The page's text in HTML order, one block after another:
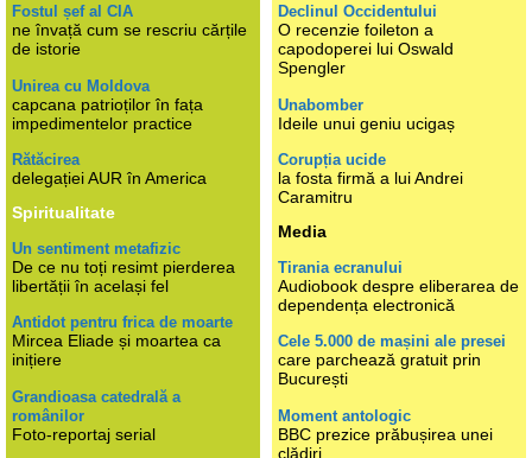
Fostul șef al CIA
ne învață cum se rescriu cărțile
de istorie
Unirea cu Moldova
capcana patrioților în fața
impedimentelor practice
Rătăcirea
delegației AUR în America
Spiritualitate
Un sentiment metafizic
De ce nu toți resimt pierderea
libertății în același fel
Antidot pentru frica de moarte
Mircea Eliade și moartea ca
inițiere
Grandioasa catedrală a
românilor
Foto-reportaj serial
Declinul Occidentului
O recenzie foileton a
capodoperei lui Oswald
Spengler
Unabomber
Ideile unui geniu ucigaș
Corupția ucide
la fosta firmă a lui Andrei
Caramitru
Media
Tirania ecranului
Audiobook despre eliberarea de
dependența electronică
Cele 5.000 de mașini ale presei
care parchează gratuit prin
București
Moment antologic
BBC prezice prăbușirea unei
clădiri